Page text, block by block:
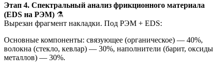
Этап 4. Спектральный анализ фрикционного материала
(EDS на РЭМ) ⚗️
Вырезан фрагмент накладки. Под РЭМ + EDS:
Основные компоненты: связующее (органическое) — 40%,
волокна (стекло, кевлар) — 30%, наполнители (барит, оксиды
металлов) — 30%.